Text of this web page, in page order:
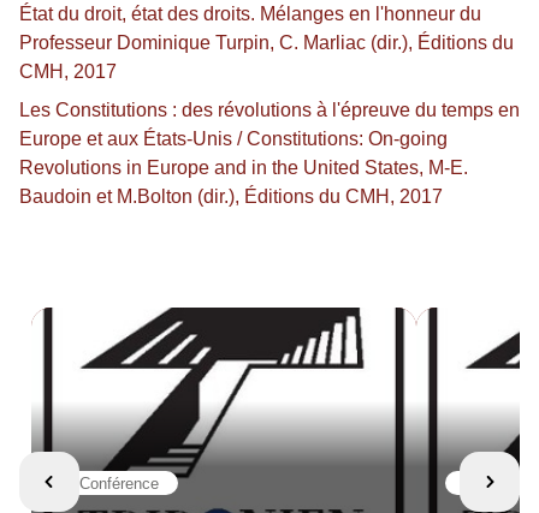
État du droit, état des droits. Mélanges en l'honneur du
Professeur Dominique Turpin, C. Marliac (dir.), Éditions du
CMH, 2017
Les Constitutions : des révolutions à l'épreuve du temps en
Europe et aux États-Unis / Constitutions: On-going
Revolutions in Europe and in the United States, M-E.
Baudoin et M.Bolton (dir.), Éditions du CMH, 2017
Conférence